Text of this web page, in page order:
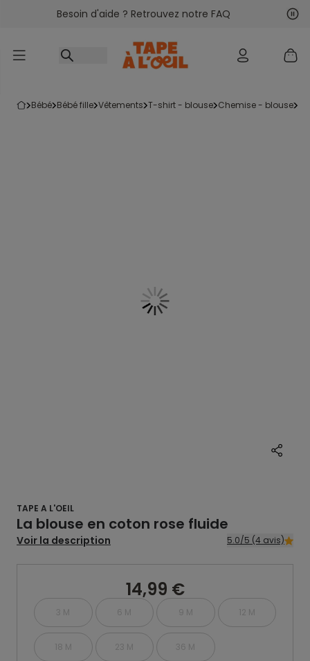
Accéder au contenu
Besoin d'aide ? Retrouvez notre FAQ
bébé bébé fille vêtements t-shirt - blouse chemise - blouse
TAPE A L'OEIL
La blouse en coton rose fluide
Voir la description 5.0/5 (4 avis)
14,99 €
3 M 6 M 9 M 12 M
18 M 23 M
36 M